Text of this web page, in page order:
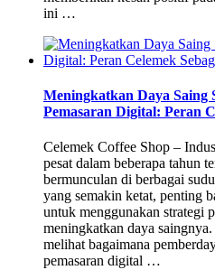
ini …
Meningkatkan Daya Saing
Pemasaran Digital: Peran
Celemek Coffee Shop –
pesat dalam beberapa tahun
bermunculan di berbagai
yang semakin ketat, penting
untuk menggunakan strategi
meningkatkan daya
melihat bagaimana
pemasaran digital …